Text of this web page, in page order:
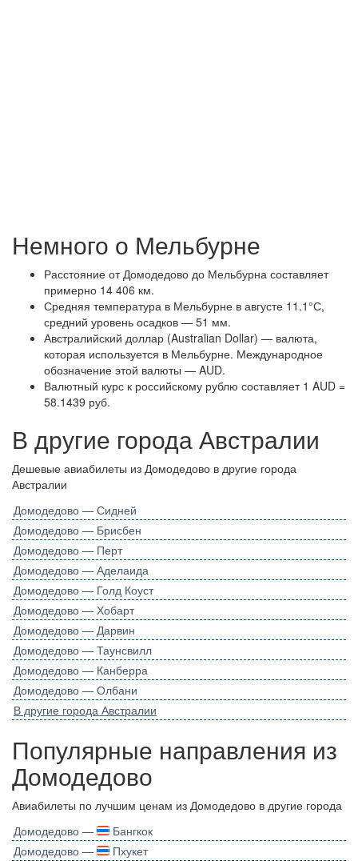
Немного о Мельбурне
Расстояние от Домодедово до Мельбурна составляет
примерно 14 406 км.
Средняя температура в Мельбурне в августе 11.1°С,
средний уровень осадков — 51 мм.
Австралийский доллар (Australian Dollar) — валюта,
которая используется в Мельбурне. Международное
обозначение этой валюты — AUD.
Валютный курс к российскому рублю составляет 1 AUD =
58.1439 руб.
В другие города Австралии
Дешевые авиабилеты из Домодедово в другие города
Австралии
Домодедово — Сидней
Домодедово — Брисбен
Домодедово — Перт
Домодедово — Аделаида
Домодедово — Голд Коуст
Домодедово — Хобарт
Домодедово — Дарвин
Домодедово — Таунсвилл
Домодедово — Канберра
Домодедово — Олбани
В другие города Австралии
Популярные направления из
Домодедово
Авиабилеты по лучшим ценам из Домодедово в другие города
Домодедово —
Бангкок
Домодедово —
Пхукет